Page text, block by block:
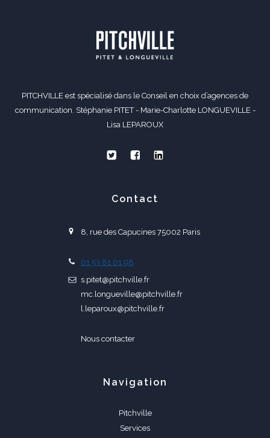
PITCHVILLE est spécialisé dans le Conseil en choix d’agences de
communication. Stéphanie PITET - Marie-Charlotte LONGUEVILLE -
Lisa LEPAROUX
Contact
8, rue des Capucines 75002 Paris
01 53 81 01 98
s.pitet@pitchville.fr
mc.longueville@pitchville.fr
l.leparoux@pitchville.fr
Nous contacter
Navigation
Pitchville
Services